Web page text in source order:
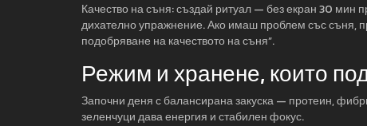
Качество на съня: създай ритуал — без екран 30 мин
дихателно упражнение. Ако имаш проблем със съня,
подобряване на качеството на съня”.
Режим и хранене, които
Започни деня с балансирана закуска — протеин,
зеленчуци дава енергия и стабилен фокус.